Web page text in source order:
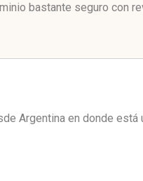
bastante seguro con
Argentina en donde está